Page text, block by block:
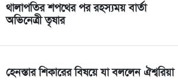
থালাপতির শপথের পর রহস্যময় বার্তা
অভিনেত্রী তৃষার
হেনস্তার শিকারের বিষয়ে যা বললেন ঐশ্বরিয়া